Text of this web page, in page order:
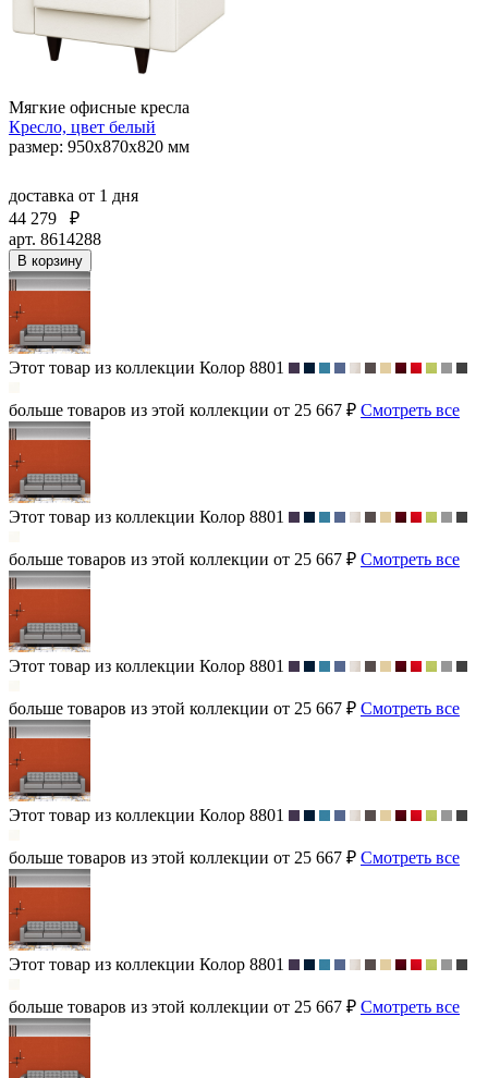
Мягкие офисные кресла
Кресло, цвет белый
размер: 950х870х820 мм
доставка от 1 дня
44 279
₽
арт. 8614288
В корзину
Этот товар из коллекции Колор 8801
больше товаров из этой коллекции от 25 667 ₽ Смотреть все
Этот товар из коллекции Колор 8801
больше товаров из этой коллекции от 25 667 ₽ Смотреть все
Этот товар из коллекции Колор 8801
больше товаров из этой коллекции от 25 667 ₽ Смотреть все
Этот товар из коллекции Колор 8801
больше товаров из этой коллекции от 25 667 ₽ Смотреть все
Этот товар из коллекции Колор 8801
больше товаров из этой коллекции от 25 667 ₽ Смотреть все